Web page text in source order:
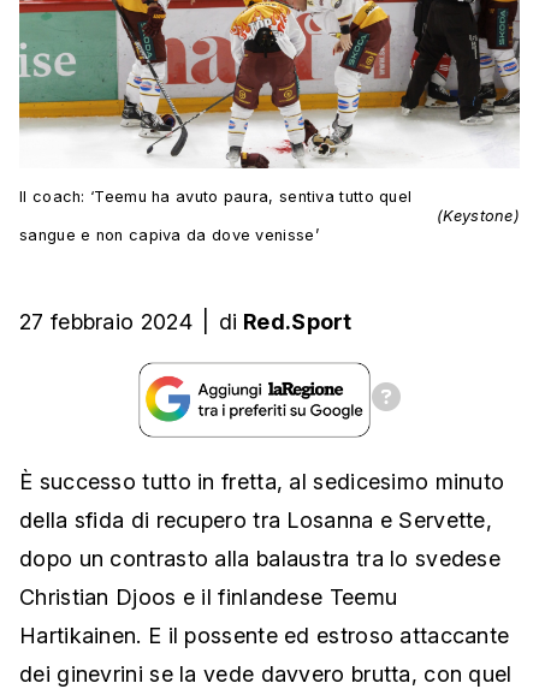
Il coach: ‘Teemu ha avuto paura, sentiva tutto quel
sangue e non capiva da dove venisse’
(Keystone)
27 febbraio 2024 di Red.Sport
È successo tutto in fretta, al sedicesimo minuto
della sfida di recupero tra Losanna e Servette,
dopo un contrasto alla balaustra tra lo svedese
Christian Djoos e il finlandese Teemu
Hartikainen. E il possente ed estroso attaccante
dei ginevrini se la vede davvero brutta, con quel